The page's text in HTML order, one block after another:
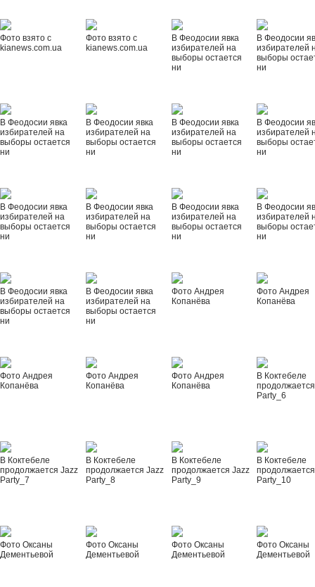
Фото взято с
kianews.com.ua
Фото взято с
kianews.com.ua
В Феодосии явка
избирателей на
выборы остается
ни
В Феодосии
избирателей
выборы
ни
В Феодосии явка
избирателей на
выборы остается
ни
В Феодосии явка
избирателей на
выборы остается
ни
В Феодосии явка
избирателей на
выборы остается
ни
В Феодосии
избирателей
выборы
ни
В Феодосии явка
избирателей на
выборы остается
ни
В Феодосии явка
избирателей на
выборы остается
ни
В Феодосии явка
избирателей на
выборы остается
ни
В Феодосии
избирателей
выборы
ни
В Феодосии явка
избирателей на
выборы остается
ни
В Феодосии явка
избирателей на
выборы остается
ни
Фото Андрея
Копанёва
Фото Андрея
Копанёва
Фото Андрея
Копанёва
Фото Андрея
Копанёва
Фото Андрея
Копанёва
В Коктебеле
Party_6
В Коктебеле
продолжается Jazz
Party_7
В Коктебеле
продолжается Jazz
Party_8
В Коктебеле
продолжается Jazz
Party_9
В Коктебеле
Party_10
Фото Оксаны
Дементьевой
Фото Оксаны
Дементьевой
Фото Оксаны
Дементьевой
Фото Оксаны
Дементьевой